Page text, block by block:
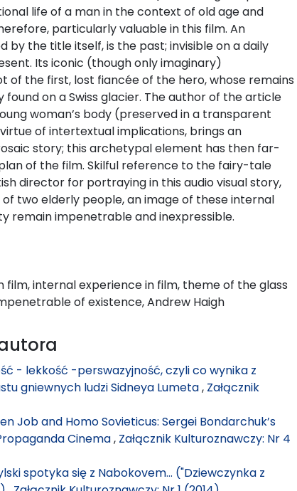
life of a man in the context of old age and
particularly valuable in this film. An
by the title itself, is the past; invisible on a daily
Its iconic (though only imaginary)
the first, lost fiancée of the hero, whose remains
on a Swiss glacier. The author of the article
woman’s body (preserved in a transparent
of intertextual implications, brings an
story; this archetypal element has then far-
of the film. Skilful reference to the fairy-tale
director for portraying in this audio visual story,
two elderly people, an image of these internal
remain impenetrable and inexpressible.
film, internal experience in film, theme of the glass
of existence, Andrew Haigh
- lekkość -perswazyjność, czyli co wynika z
gniewnych ludzi Sidneya Lumeta, Załącznik
Job and Homo Sovieticus: Sergei Bondarchuk’s
Cinema, Załącznik Kulturoznawczy: Nr 4
spotyka się z Nabokovem… ("Dziewczynka z